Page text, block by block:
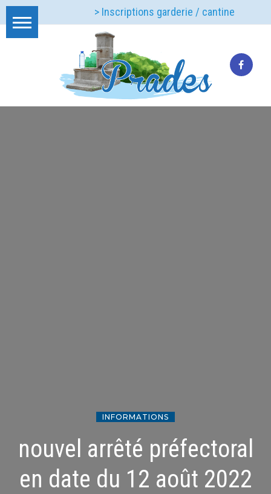
> Inscriptions garderie / cantine
INFORMATIONS
nouvel arrêté préfectoral
en date du 12 août 2022